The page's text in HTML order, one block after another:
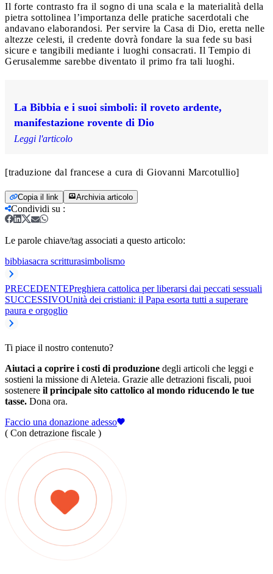
Il forte contrasto fra il sogno di una scala e la materialità della
pietra sottolinea l’importanza delle pratiche sacerdotali che
andavano elaborandosi. Per servire la Casa di Dio, eretta nelle
altezze celesti, il credente dovrà fondare la sua fede su basi
sicure e tangibili mediante i luoghi consacrati. Il Tempio di
Gerusalemme sarebbe diventato il primo fra tali luoghi.
La Bibbia e i suoi simboli: il roveto ardente,
manifestazione rovente di Dio
Leggi l'articolo
[traduzione dal francese a cura di Giovanni Marcotullio]
Copia il link Archivia articolo
Condividi su :
Le parole chiave/tag associati a questo articolo:
bibbiasacra scritturasimbolismo
PRECEDENTEPreghiera cattolica per liberarsi dai peccati sessuali
SUCCESSIVOUnità dei cristiani: il Papa esorta tutti a superare
paura e orgoglio
Ti piace il nostro contenuto?
Aiutaci a coprire i costi di produzione degli articoli che leggi e
sostieni la missione di Aleteia. Grazie alle detrazioni fiscali, puoi
sostenere il principale sito cattolico al mondo riducendo le tue
tasse. Dona ora.
Faccio una donazione adesso
( Con detrazione fiscale )